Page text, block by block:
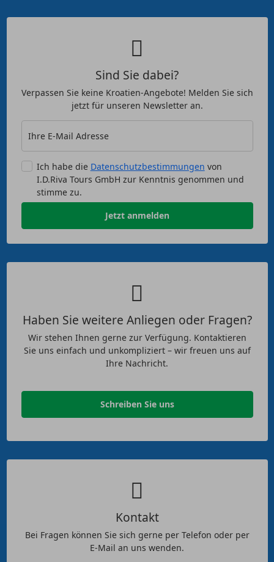
Sind Sie dabei?
Verpassen Sie keine Kroatien-Angebote! Melden Sie sich
jetzt für unseren Newsletter an.
Ihre E-Mail Adresse
Ich habe die Datenschutzbestimmungen von
I.D.Riva Tours GmbH zur Kenntnis genommen und
stimme zu.
Jetzt anmelden
Haben Sie weitere Anliegen oder Fragen?
Wir stehen Ihnen gerne zur Verfügung. Kontaktieren
Sie uns einfach und unkompliziert – wir freuen uns auf
Ihre Nachricht.
Schreiben Sie uns
Kontakt
Bei Fragen können Sie sich gerne per Telefon oder per
E-Mail an uns wenden.